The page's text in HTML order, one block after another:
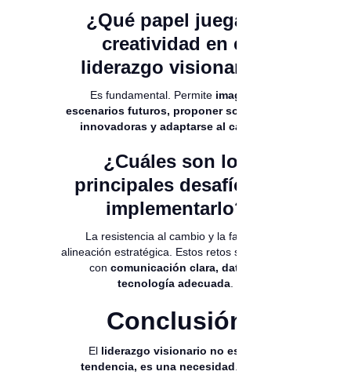
¿Qué papel juega la
creatividad en el
liderazgo visionario?
Es fundamental. Permite imaginar
escenarios futuros, proponer soluciones
innovadoras y adaptarse al cambio
¿Cuáles son los
principales desafíos al
implementarlo?
La resistencia al cambio y la falta de
alineación estratégica. Estos retos se superan
con comunicación clara, datos y
tecnología adecuada
Conclusión
El liderazgo visionario no es una
tendencia, es una necesidad